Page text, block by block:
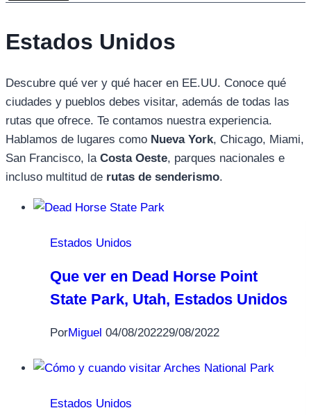
Estados Unidos
Descubre qué ver y qué hacer en EE.UU. Conoce qué
ciudades y pueblos debes visitar, además de todas las
rutas que ofrece. Te contamos nuestra experiencia.
Hablamos de lugares como Nueva York, Chicago, Miami,
San Francisco, la Costa Oeste, parques nacionales e
incluso multitud de rutas de senderismo.
Estados Unidos
Que ver en Dead Horse Point
State Park, Utah, Estados Unidos
PorMiguel 04/08/202229/08/2022
Estados Unidos